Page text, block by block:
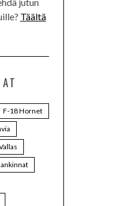
Täältä
F-18 Hornet